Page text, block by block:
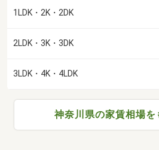
1LDK・2K・2DK
2LDK・3K・3DK
3LDK・4K・4LDK
神奈川県の家賃相場を